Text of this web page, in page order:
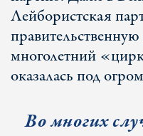
Лейбористская
правительственную
многолетний
оказалась под
Во многих